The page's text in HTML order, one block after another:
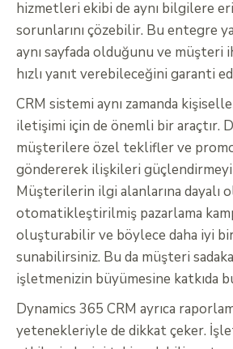
hizmetleri ekibi de aynı bilgilere
sorunlarını çözebilir. Bu entegre
aynı sayfada olduğunu ve müşteri
hızlı yanıt verebileceğini garanti
CRM sistemi aynı zamanda
iletişimi için de önemli bir araçtır.
müşterilere özel teklifler ve
göndererek ilişkileri güçlendirmeyi
Müşterilerin ilgi alanlarına dayalı
otomatikleştirilmiş pazarlama
oluşturabilir ve böylece daha iyi
sunabilirsiniz. Bu da müşteri
işletmenizin büyümesine katkıda
Dynamics 365 CRM ayrıca
yetenekleriyle de dikkat çeker.